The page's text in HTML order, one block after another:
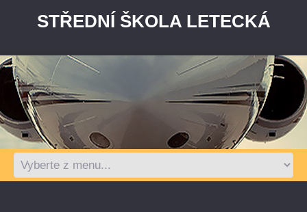
STŘEDNÍ ŠKOLA LETECKÁ